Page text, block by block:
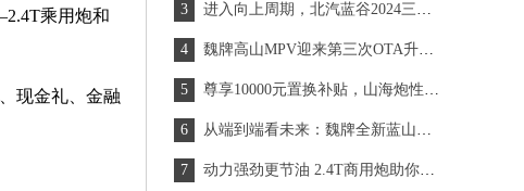
乘用炮和
现金礼、金融
进入向上周期，北汽蓝谷2024三季度营收、销量齐增长
魏牌高山MPV迎来第三次OTA升级，更智能舒适便捷
尊享10000元置换补贴，山海炮性能版带你解锁户外自然之美
从端到端看未来：魏牌全新蓝山的智驾未来可期
动力强劲更节油 2.4T商用炮助你创富路之路更通畅